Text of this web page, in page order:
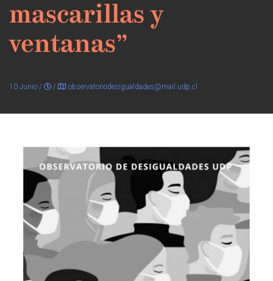
mascarillas y
ventanas”
10 Junio / / observatoriodesigualdades@mail.udp.cl